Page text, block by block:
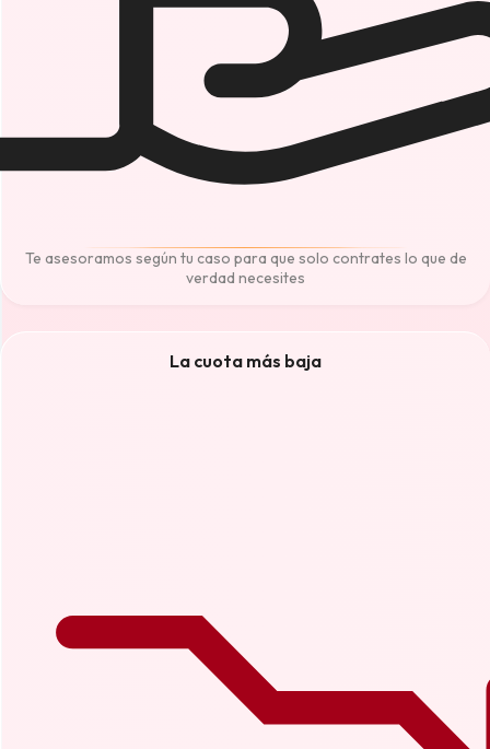
Te asesoramos según tu caso para que solo contrates lo que de
verdad necesites
La cuota más baja